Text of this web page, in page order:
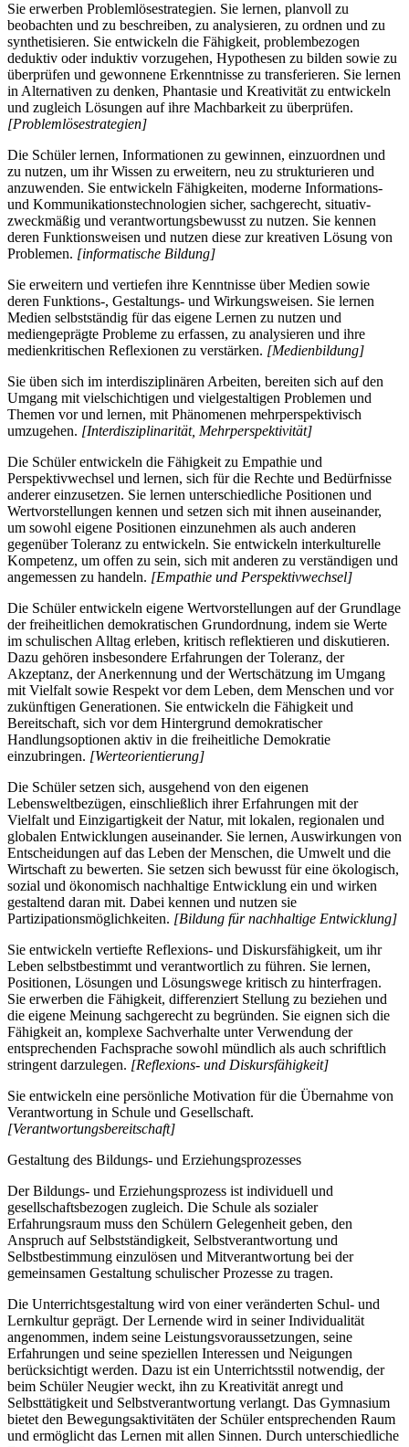
Sie erwerben Problemlösestrategien. Sie lernen, planvoll zu
beobachten und zu beschreiben, zu analysieren, zu ordnen und zu
synthetisieren. Sie entwickeln die Fähigkeit, problembezogen
deduktiv oder induktiv vorzugehen, Hypothesen zu bilden sowie zu
überprüfen und gewonnene Erkenntnisse zu transferieren. Sie lernen
in Alternativen zu denken, Phantasie und Kreativität zu entwickeln
und zugleich Lösungen auf ihre Machbarkeit zu überprüfen.
[Problemlösestrategien]
Die Schüler lernen, Informationen zu gewinnen, einzuordnen und
zu nutzen, um ihr Wissen zu erweitern, neu zu strukturieren und
anzuwenden. Sie entwickeln Fähigkeiten, moderne Informations-
und Kommunikationstechnologien sicher, sachgerecht, situativ-
zweckmäßig und verantwortungsbewusst zu nutzen. Sie kennen
deren Funktionsweisen und nutzen diese zur kreativen Lösung von
Problemen. [informatische Bildung]
Sie erweitern und vertiefen ihre Kenntnisse über Medien sowie
deren Funktions-, Gestaltungs- und Wirkungsweisen. Sie lernen
Medien selbstständig für das eigene Lernen zu nutzen und
mediengeprägte Probleme zu erfassen, zu analysieren und ihre
medienkritischen Reflexionen zu verstärken. [Medienbildung]
Sie üben sich im interdisziplinären Arbeiten, bereiten sich auf den
Umgang mit vielschichtigen und vielgestaltigen Problemen und
Themen vor und lernen, mit Phänomenen mehrperspektivisch
umzugehen. [Interdisziplinarität, Mehrperspektivität]
Die Schüler entwickeln die Fähigkeit zu Empathie und
Perspektivwechsel und lernen, sich für die Rechte und Bedürfnisse
anderer einzusetzen. Sie lernen unterschiedliche Positionen und
Wertvorstellungen kennen und setzen sich mit ihnen auseinander,
um sowohl eigene Positionen einzunehmen als auch anderen
gegenüber Toleranz zu entwickeln. Sie entwickeln interkulturelle
Kompetenz, um offen zu sein, sich mit anderen zu verständigen und
angemessen zu handeln. [Empathie und Perspektivwechsel]
Die Schüler entwickeln eigene Wertvorstellungen auf der Grundlage
der freiheitlichen demokratischen Grundordnung, indem sie Werte
im schulischen Alltag erleben, kritisch reflektieren und diskutieren.
Dazu gehören insbesondere Erfahrungen der Toleranz, der
Akzeptanz, der Anerkennung und der Wertschätzung im Umgang
mit Vielfalt sowie Respekt vor dem Leben, dem Menschen und vor
zukünftigen Generationen. Sie entwickeln die Fähigkeit und
Bereitschaft, sich vor dem Hintergrund demokratischer
Handlungsoptionen aktiv in die freiheitliche Demokratie
einzubringen. [Werteorientierung]
Die Schüler setzen sich, ausgehend von den eigenen
Lebensweltbezügen, einschließlich ihrer Erfahrungen mit der
Vielfalt und Einzigartigkeit der Natur, mit lokalen, regionalen und
globalen Entwicklungen auseinander. Sie lernen, Auswirkungen von
Entscheidungen auf das Leben der Menschen, die Umwelt und die
Wirtschaft zu bewerten. Sie setzen sich bewusst für eine ökologisch,
sozial und ökonomisch nachhaltige Entwicklung ein und wirken
gestaltend daran mit. Dabei kennen und nutzen sie
Partizipationsmöglichkeiten. [Bildung für nachhaltige Entwicklung]
Sie entwickeln vertiefte Reflexions- und Diskursfähigkeit, um ihr
Leben selbstbestimmt und verantwortlich zu führen. Sie lernen,
Positionen, Lösungen und Lösungswege kritisch zu hinterfragen.
Sie erwerben die Fähigkeit, differenziert Stellung zu beziehen und
die eigene Meinung sachgerecht zu begründen. Sie eignen sich die
Fähigkeit an, komplexe Sachverhalte unter Verwendung der
entsprechenden Fachsprache sowohl mündlich als auch schriftlich
stringent darzulegen. [Reflexions- und Diskursfähigkeit]
Sie entwickeln eine persönliche Motivation für die Übernahme von
Verantwortung in Schule und Gesellschaft.
[Verantwortungsbereitschaft]
Gestaltung des Bildungs- und Erziehungsprozesses
Der Bildungs- und Erziehungsprozess ist individuell und
gesellschaftsbezogen zugleich. Die Schule als sozialer
Erfahrungsraum muss den Schülern Gelegenheit geben, den
Anspruch auf Selbstständigkeit, Selbstverantwortung und
Selbstbestimmung einzulösen und Mitverantwortung bei der
gemeinsamen Gestaltung schulischer Prozesse zu tragen.
Die Unterrichtsgestaltung wird von einer veränderten Schul- und
Lernkultur geprägt. Der Lernende wird in seiner Individualität
angenommen, indem seine Leistungsvoraussetzungen, seine
Erfahrungen und seine speziellen Interessen und Neigungen
berücksichtigt werden. Dazu ist ein Unterrichtsstil notwendig, der
beim Schüler Neugier weckt, ihn zu Kreativität anregt und
Selbsttätigkeit und Selbstverantwortung verlangt. Das Gymnasium
bietet den Bewegungsaktivitäten der Schüler entsprechenden Raum
und ermöglicht das Lernen mit allen Sinnen. Durch unterschiedliche